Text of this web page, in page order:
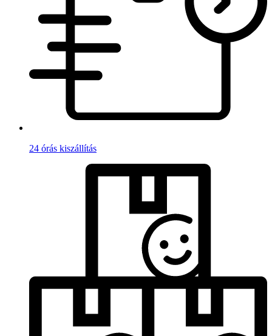
24 órás kiszállítás